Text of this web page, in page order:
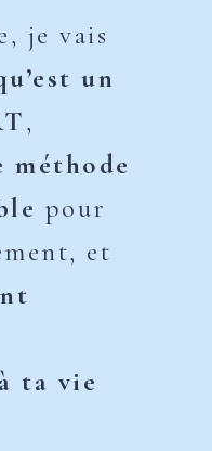
je vais
un
,
pour
et
ta vie